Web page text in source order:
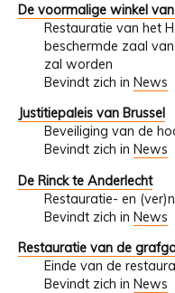
De voormalige winkel
Restauratie van het
beschermde zaal
zal worden
Bevindt zich in News
Justitiepaleis van Brussel
Beveiliging van de
Bevindt zich in News
De Rinck te Anderlecht
Restauratie- en
Bevindt zich in News
Restauratie van de
Einde van de
Bevindt zich in News